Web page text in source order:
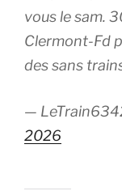
vous le sam.
Clermont-Fd
des sans
—
2026